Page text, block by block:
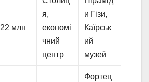
22 млн
я,
економі
чний
центр
и Гізи,
Каїрськ
ий
музей
Фортец